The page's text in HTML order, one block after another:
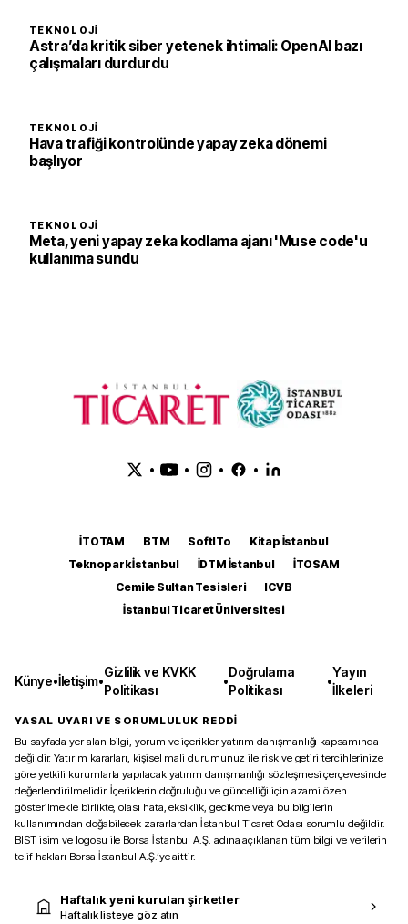
TEKNOLOJI
Astra’da kritik siber yetenek ihtimali: OpenAI bazı
çalışmaları durdurdu
TEKNOLOJI
Hava trafiği kontrolünde yapay zeka dönemi
başlıyor
TEKNOLOJI
Meta, yeni yapay zeka kodlama ajanı 'Muse code'u
kullanıma sundu
• • • •
İTOTAM BTM SoftITo
Kitap İstanbul
Teknopark İstanbul
İDTM İstanbul
İTOSAM
Cemile Sultan Tesisleri
ICVB
İstanbul Ticaret Üniversitesi
Künye•İletişim•
Gizlilik ve KVKK
Politikası
•
Doğrulama
Politikası
•
Yayın
İlkeleri
YASAL UYARI VE SORUMLULUK REDDİ
Bu sayfada yer alan bilgi, yorum ve içerikler yatırım danışmanlığı kapsamında
değildir. Yatırım kararları, kişisel mali durumunuz ile risk ve getiri tercihlerinize
göre yetkili kurumlarla yapılacak yatırım danışmanlığı sözleşmesi çerçevesinde
değerlendirilmelidir. İçeriklerin doğruluğu ve güncelliği için azami özen
gösterilmekle birlikte, olası hata, eksiklik, gecikme veya bu bilgilerin
kullanımından doğabilecek zararlardan İstanbul Ticaret Odası sorumlu değildir.
BIST isim ve logosu ile Borsa İstanbul A.Ş. adına açıklanan tüm bilgi ve verilerin
telif hakları Borsa İstanbul A.Ş.’ye aittir.
Haftalık yeni kurulan şirketler
Haftalık listeye göz atın